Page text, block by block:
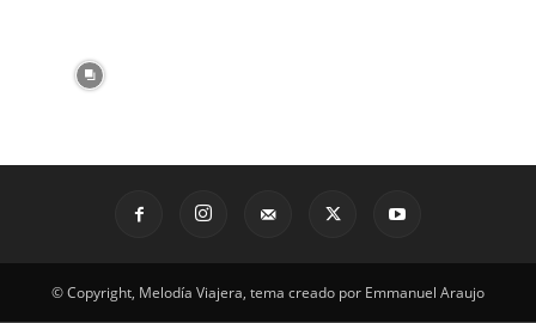
© Copyright, Melodía Viajera, tema creado por Emmanuel Araujo